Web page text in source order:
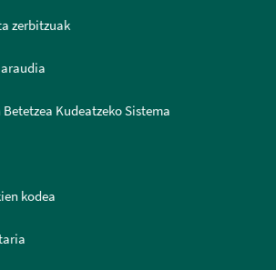
zerbitzuak
Kudeatzeko Sistema
kodea